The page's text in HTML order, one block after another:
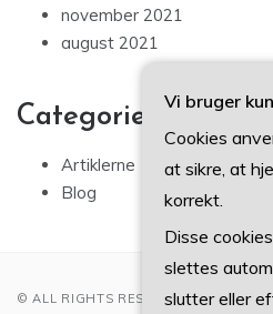
november 2021
august 2021
Categories
Artiklerne
Blog
© ALL RIGHTS RESERVED 2022
Vi bruger
Cookies
at sikre, at
korrekt.
Disse
slettes
slutter eller